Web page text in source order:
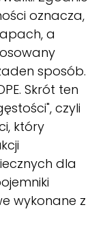
oznacza,
a
sposób.
Skrót ten
czyli
który
dla
wykonane z